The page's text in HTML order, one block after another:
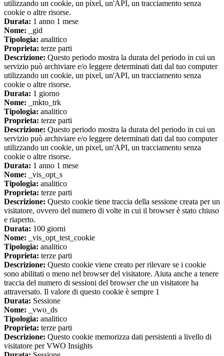
utilizzando un cookie, un pixel, un'API, un tracciamento senza
cookie o altre risorse.
Durata: 1 anno 1 mese
Nome: _gid
Tipologia: analitico
Proprieta: terze parti
Descrizione: Questo periodo mostra la durata del periodo in cui un
servizio può archiviare e/o leggere determinati dati dal tuo computer
utilizzando un cookie, un pixel, un'API, un tracciamento senza
cookie o altre risorse.
Durata: 1 giorno
Nome: _mkto_trk
Tipologia: analitico
Proprieta: terze parti
Descrizione: Questo periodo mostra la durata del periodo in cui un
servizio può archiviare e/o leggere determinati dati dal tuo computer
utilizzando un cookie, un pixel, un'API, un tracciamento senza
cookie o altre risorse.
Durata: 1 anno 1 mese
Nome: _vis_opt_s
Tipologia: analitico
Proprieta: terze parti
Descrizione: Questo cookie tiene traccia della sessione creata per un
visitatore, ovvero del numero di volte in cui il browser è stato chiuso
e riaperto.
Durata: 100 giorni
Nome: _vis_opt_test_cookie
Tipologia: analitico
Proprieta: terze parti
Descrizione: Questo cookie viene creato per rilevare se i cookie
sono abilitati o meno nel browser del visitatore. Aiuta anche a tenere
traccia del numero di sessioni del browser che un visitatore ha
attraversato. Il valore di questo cookie è sempre 1
Durata: Sessione
Nome: _vwo_ds
Tipologia: analitico
Proprieta: terze parti
Descrizione: Questo cookie memorizza dati persistenti a livello di
visitatore per VWO Insights